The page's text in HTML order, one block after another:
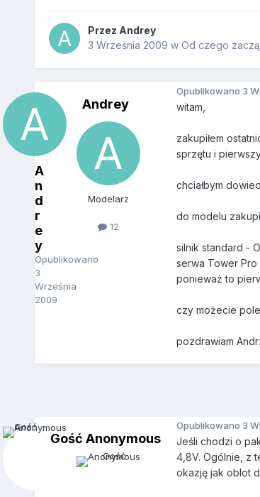
Przez Andrey
3 Września 2009 w Od czego
A
n
d
r
e
y
Opublikowano
3
Września
2009
Andrey
Modelarz
12
Opublikowano 3
witam,
zakupiłem
sprzętu i
chciałbym
do modelu
silnik standard -
serwa Tower Pro
ponieważ to
czy możecie
pozdrawiam
Gość Anonymous
Opublikowano 3
Jeśli chodzi o
4,8V. Ogólnie, z
okazję jak oblot